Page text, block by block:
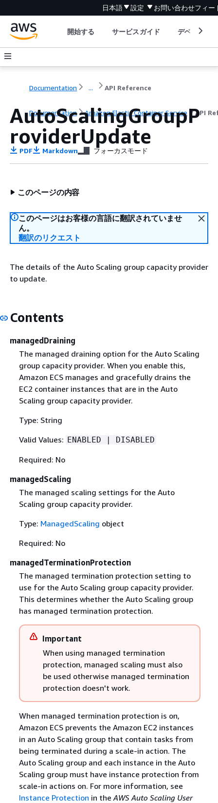
日本語 設定 お問い合わせフィー
開始する サービスガイド デベロッパ
Documentation ... API Reference
Documentation Amazon Elastic Container Service API
AutoScalingGroupP
roviderUpdate
PDF Markdown フォーカスモード
このページの内容
このページはお客様の言語に翻訳されていませ
ん。
翻訳のリクエスト
The details of the Auto Scaling group capacity provider
to update.
Contents
managedDraining
The managed draining option for the Auto Scaling
group capacity provider. When you enable this,
Amazon ECS manages and gracefully drains the
EC2 container instances that are in the Auto
Scaling group capacity provider.
Type: String
Valid Values: ENABLED | DISABLED
Required: No
managedScaling
The managed scaling settings for the Auto
Scaling group capacity provider.
Type: ManagedScaling object
Required: No
managedTerminationProtection
The managed termination protection setting to
use for the Auto Scaling group capacity provider.
This determines whether the Auto Scaling group
has managed termination protection.
Important
When using managed termination
protection, managed scaling must also
be used otherwise managed termination
protection doesn't work.
When managed termination protection is on,
Amazon ECS prevents the Amazon EC2 instances
in an Auto Scaling group that contain tasks from
being terminated during a scale-in action. The
Auto Scaling group and each instance in the Auto
Scaling group must have instance protection from
scale-in actions on. For more information, see
Instance Protection in the AWS Auto Scaling User